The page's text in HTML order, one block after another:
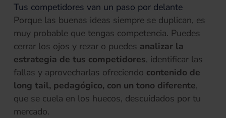
Tus competidores van un paso por delante
Porque las buenas ideas siempre se duplican, es
muy probable que tengas competencia. Puedes
cerrar los ojos y rezar o puedes analizar la
estrategia de tus competidores, identificar las
fallas y aprovecharlas ofreciendo contenido de
long tail, pedagógico, con un tono diferente,
que se cuela en los huecos, descuidados por tu
mercado.